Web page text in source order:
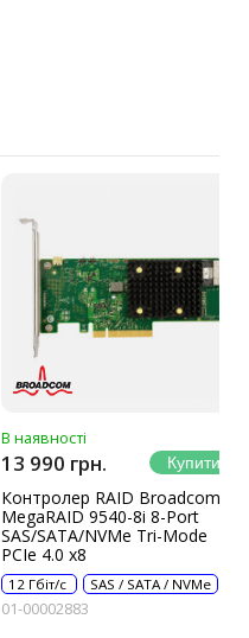
В наявності
13 990 грн.
Контролер RAID Broadcom
MegaRAID 9540-8i 8-Port
SAS/SATA/NVMe Tri-Mode
PCIe 4.0 x8
12 Гбіт/с SAS / SATA / NVMe
01-00002883